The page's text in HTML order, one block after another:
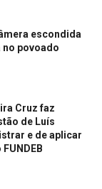
escondida
povoado
Cruz faz
de Luís
e de aplicar